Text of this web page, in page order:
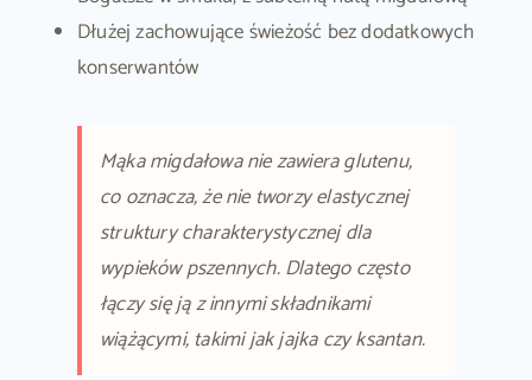
Dłużej zachowujące świeżość bez dodatkowych
konserwantów
Mąka migdałowa nie zawiera glutenu,
co oznacza, że nie tworzy elastycznej
struktury charakterystycznej dla
wypieków pszennych. Dlatego często
łączy się ją z innymi składnikami
wiążącymi, takimi jak jajka czy ksantan.